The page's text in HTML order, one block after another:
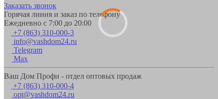
Заказать звонок
Горячая линия и заказ по телефону
Ежедневно с 7:00 до 20:00
+7 (863) 310-000-3
info@vashdom24.ru
Telegram
Max
Ваш Дом Профи - отдел оптовых продаж
+7 (863) 310-000-4
opt@vashdom24.ru